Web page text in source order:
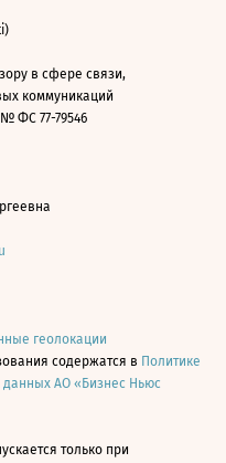
в сфере связи,
коммуникаций
ФС 77-79546
геолокации
содержатся в Политике
АО «Бизнес Ньюс
только при